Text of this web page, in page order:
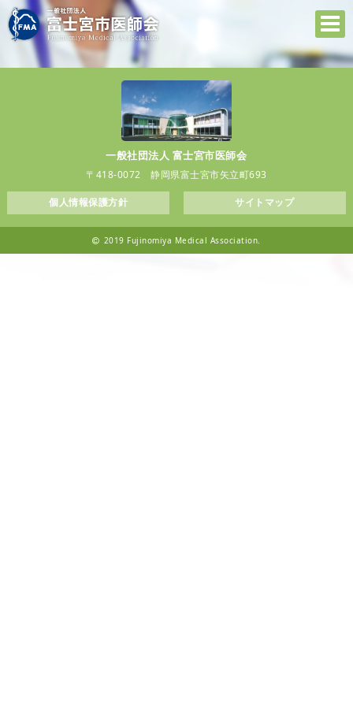
一般社団法人 富士宮市医師会
〒418-0072 静岡県富士宮市矢立町693
個人情報保護方針 サイトマップ
2019 Fujinomiya Medical Association.